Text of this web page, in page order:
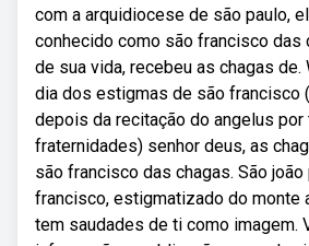
com a arquidiocese de são paulo,
conhecido como são francisco das
de sua vida, recebeu as chagas de.
dia dos estigmas de são francisco
depois da recitação do angelus por
fraternidades) senhor deus, as
são francisco das chagas. São joão
francisco, estigmatizado do monte
tem saudades de ti como imagem.